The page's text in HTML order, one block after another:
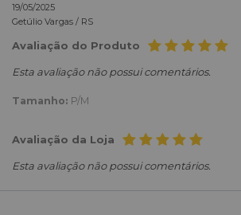
19/05/2025
Getúlio Vargas / RS
Avaliação do Produto
Esta avaliação não possui comentários.
Tamanho: P/M
Avaliação da Loja
Esta avaliação não possui comentários.